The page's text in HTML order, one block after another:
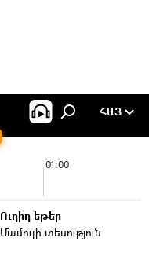
ՀԱՅ
01:00
Ուղիղ եթեր
Մամուլի տեսություն